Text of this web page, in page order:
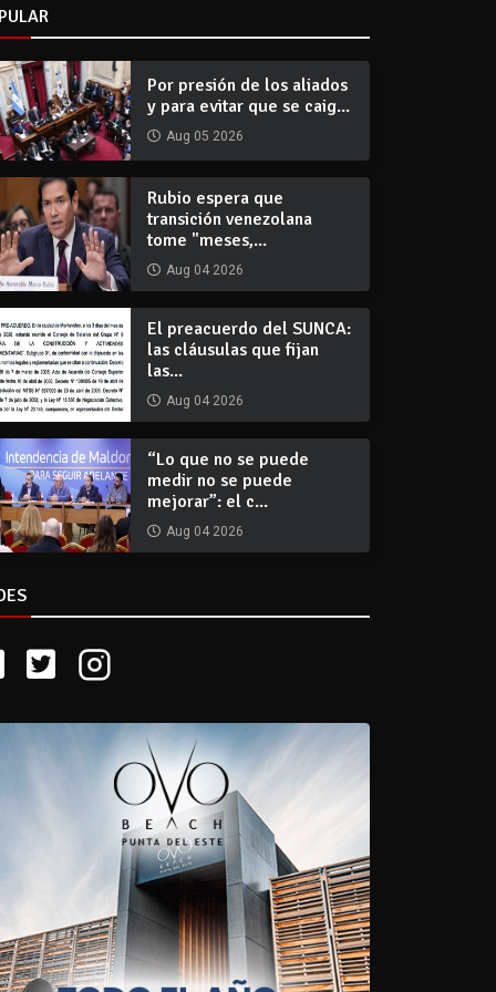
Por presión de los aliados
y para evitar que se caig...
Aug 05 2026
Rubio espera que
transición venezolana
tome "meses,...
Aug 04 2026
El preacuerdo del SUNCA:
las cláusulas que fijan
las...
Aug 04 2026
“Lo que no se puede
medir no se puede
mejorar”: el c...
Aug 04 2026